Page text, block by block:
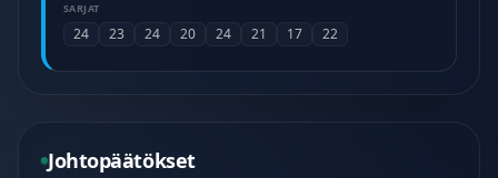
SARJAT
24 23 24 20 24 21 17 22
Johtopäätökset